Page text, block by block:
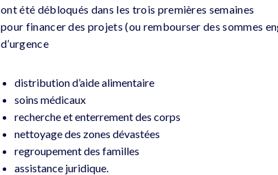
ont été débloqués dans les trois premières semaines
pour financer des projets (ou rembourser des sommes
d’urgence
distribution d’aide alimentaire
soins médicaux
recherche et enterrement des corps
nettoyage des zones dévastées
regroupement des familles
assistance juridique.